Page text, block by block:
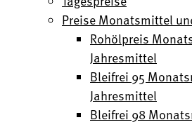
Preise Monatsmittel
Rohölpreis
Jahresmittel
Bleifrei 95
Jahresmittel
Bleifrei 98